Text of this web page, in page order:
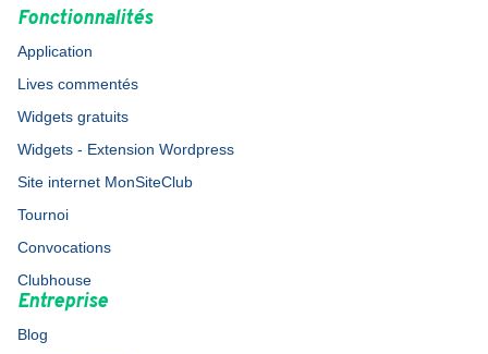
Fonctionnalités
Application
Lives commentés
Widgets gratuits
Widgets - Extension Wordpress
Site internet MonSiteClub
Tournoi
Convocations
Clubhouse
Entreprise
Blog